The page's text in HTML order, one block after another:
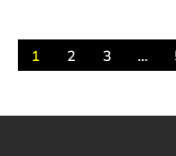
1 2 3 …